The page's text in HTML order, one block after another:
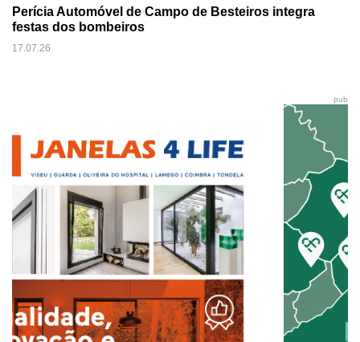
Perícia Automóvel de Campo de Besteiros integra
festas dos bombeiros
17.07.26
pub